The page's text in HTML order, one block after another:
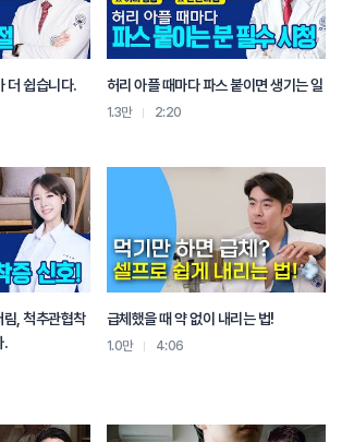
자분의 빠른 회복을 위해 최선을 다하겠습니다.
더 쉽습니다. 허리 아플 때마다 파스 붙이면 생기는 일
1.3만 2:20
, 척추관협착
.
급체했을 때 약 없이 내리는 법!
1.0만 4:06